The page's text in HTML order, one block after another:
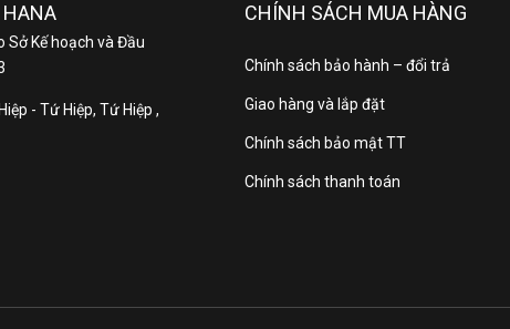
Bảo hành
Xuất xứ
Thông tin sản phẩm
Sở Kế hoạch và Đầu
- Tứ Hiệp, Tứ Hiệp ,
CHÍNH SÁCH MUA HÀNG
Chính sách bảo hành – đổi trả
Giao hàng và lắp đặt
Chính sách bảo mật TT
Chính sách thanh toán